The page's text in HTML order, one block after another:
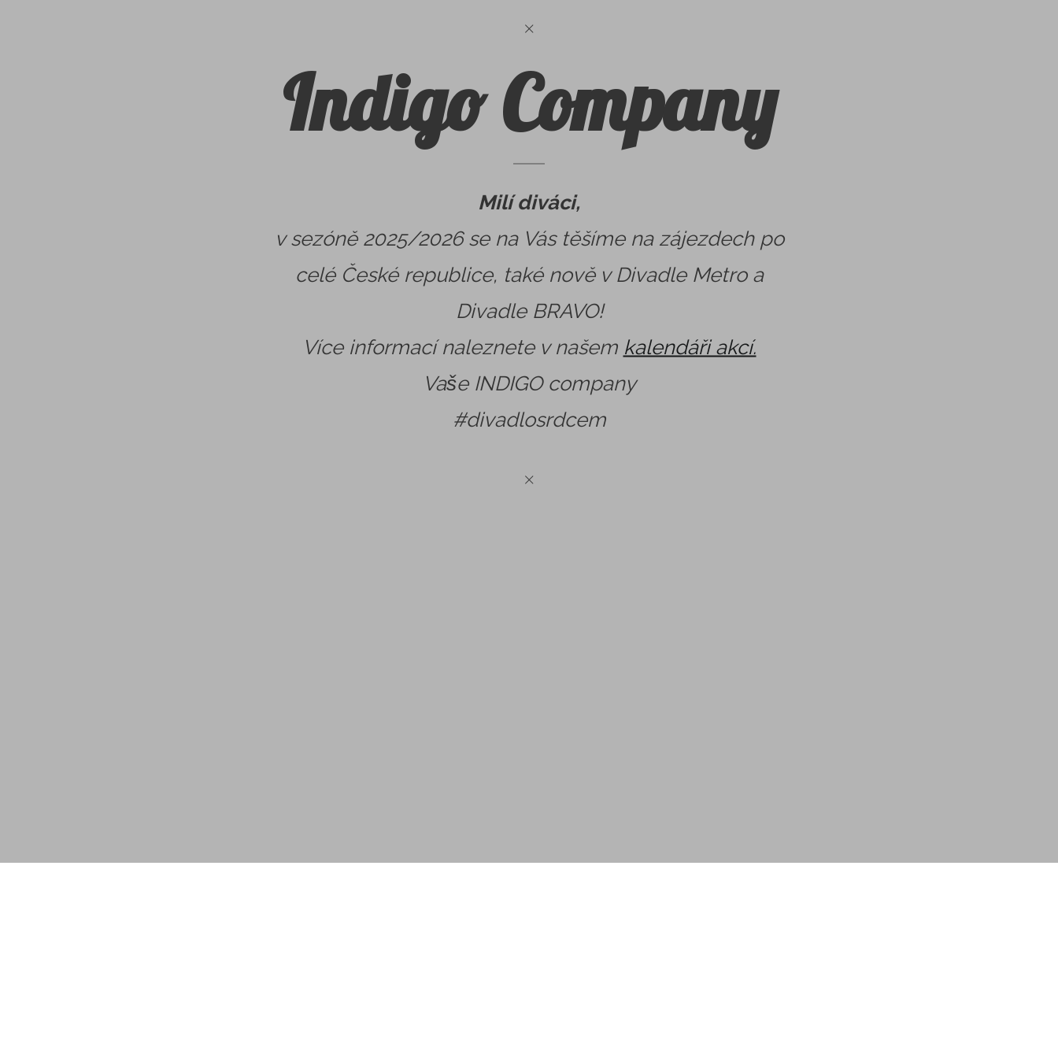
Indigo Company
Milí diváci,
v sezóně 2025/2026 se na Vás těšíme na zájezdech po
celé České republice, také nově v Divadle Metro a
Divadle BRAVO!
Více informací naleznete v našem kalendáři akcí.
Vaše INDIGO company
#divadlosrdcem